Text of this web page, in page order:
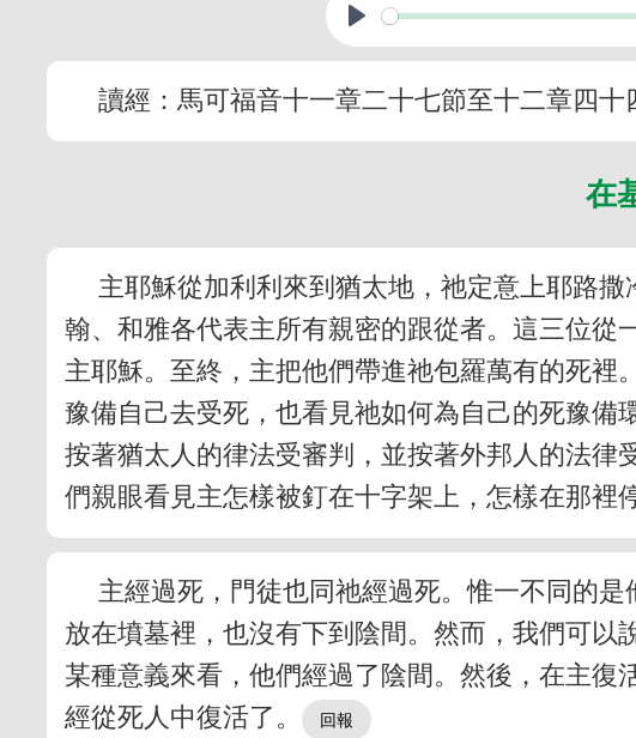
讀經：馬可福音十一章二十七節至十二章四十
在
主耶穌從加利利來到猶太地，祂定意上耶路
翰、和雅各代表主所有親密的跟從者。這三位從
主耶穌。至終，主把他們帶進祂包羅萬有的死
豫備自己去受死，也看見祂如何為自己的死豫備
按著猶太人的律法受審判，並按著外邦人的法
們親眼看見主怎樣被釘在十字架上，怎樣在那裡
主經過死，門徒也同祂經過死。惟一不同的
放在墳墓裡，也沒有下到陰間。然而，我們可
某種意義來看，他們經過了陰間。然後，在主
經從死人中復活了。